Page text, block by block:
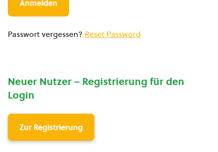
Passwort vergessen? Reset Password
Neuer Nutzer – Registrierung für den
Login
Zur Registrierung